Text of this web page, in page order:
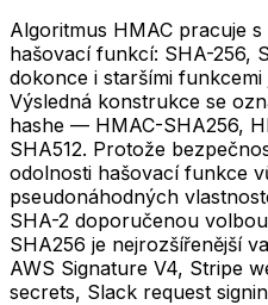
Algoritmus HMAC pracuje
hašovací funkcí: SHA-256,
dokonce i staršími
Výsledná konstrukce se
hashe — HMAC-SHA256,
SHA512. Protože
odolnosti hašovací funkce
pseudonáhodných
SHA-2 doporučenou
SHA256 je nejrozšířenější
AWS Signature V4, Stripe
secrets, Slack request